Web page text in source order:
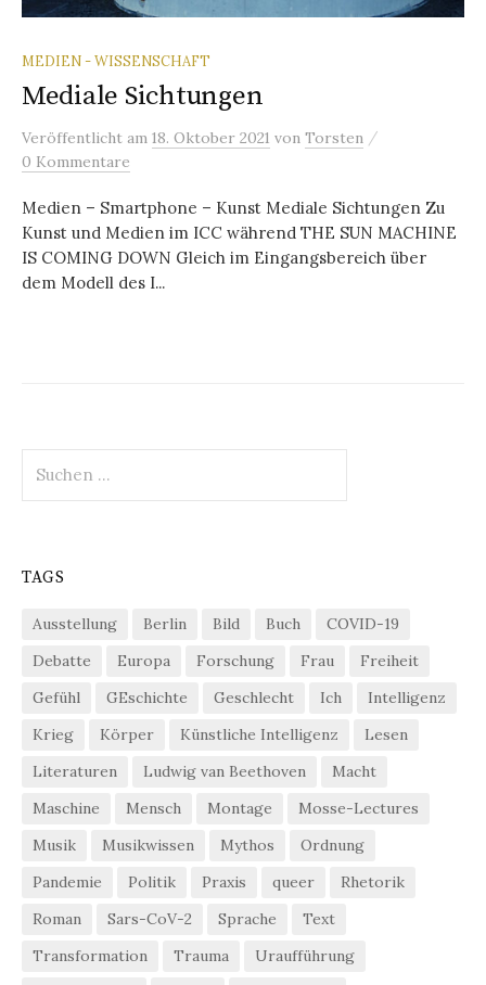
MEDIEN - WISSENSCHAFT
Mediale Sichtungen
Veröffentlicht am 18. Oktober 2021 von Torsten /
0 Kommentare
Medien – Smartphone – Kunst Mediale Sichtungen Zu
Kunst und Medien im ICC während THE SUN MACHINE
IS COMING DOWN Gleich im Eingangsbereich über
dem Modell des I...
nach:
TAGS
Ausstellung Berlin Bild Buch
COVID-19
Debatte
Europa Forschung Frau
Freiheit
Gefühl
GEschichte Geschlecht Ich
Intelligenz
Krieg
Körper Künstliche Intelligenz
Lesen
Literaturen
Ludwig van Beethoven
Macht
Maschine
Mensch Montage
Mosse-Lectures
Musik
Musikwissen Mythos
Ordnung
Pandemie
Politik Praxis queer
Rhetorik
Roman
Sars-CoV-2 Sprache
Text
Transformation
Trauma
Uraufführung